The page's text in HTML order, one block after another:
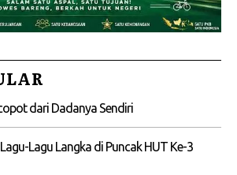
dari Dadanya Sendiri
Lagu Langka di Puncak HUT Ke-3